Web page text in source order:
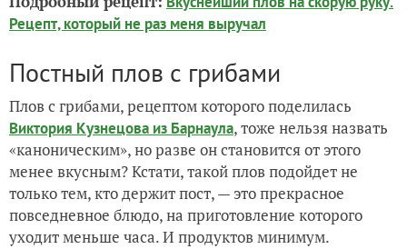
Рецепт, который не раз меня выручал
Постный плов с грибами
Плов с грибами, рецептом которого поделилась
Виктория Кузнецова из Барнаула, тоже нельзя назвать
«каноническим», но разве он становится от этого
менее вкусным? Кстати, такой плов подойдет не
только тем, кто держит пост, — это прекрасное
повседневное блюдо, на приготовление которого
уходит меньше часа. И продуктов минимум.